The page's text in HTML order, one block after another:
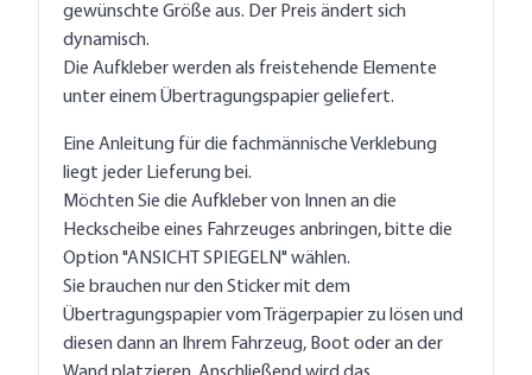
gewünschte Größe aus. Der Preis ändert sich
dynamisch.
Die Aufkleber werden als freistehende Elemente
unter einem Übertragungspapier geliefert.
Eine Anleitung für die fachmännische Verklebung
liegt jeder Lieferung bei.
Möchten Sie die Aufkleber von Innen an die
Heckscheibe eines Fahrzeuges anbringen, bitte die
Option "ANSICHT SPIEGELN" wählen.
Sie brauchen nur den Sticker mit dem
Übertragungspapier vom Trägerpapier zu lösen und
diesen dann an Ihrem Fahrzeug, Boot oder an der